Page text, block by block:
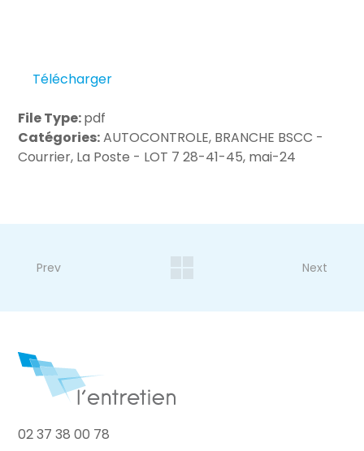
Télécharger
File Type:pdf
Catégories:AUTOCONTROLE, BRANCHE BSCC -
Courrier, La Poste - LOT 7 28-41-45, mai-24
Prev Next
02 37 38 00 78